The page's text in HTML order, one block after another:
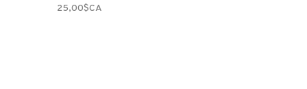
25,00$CA